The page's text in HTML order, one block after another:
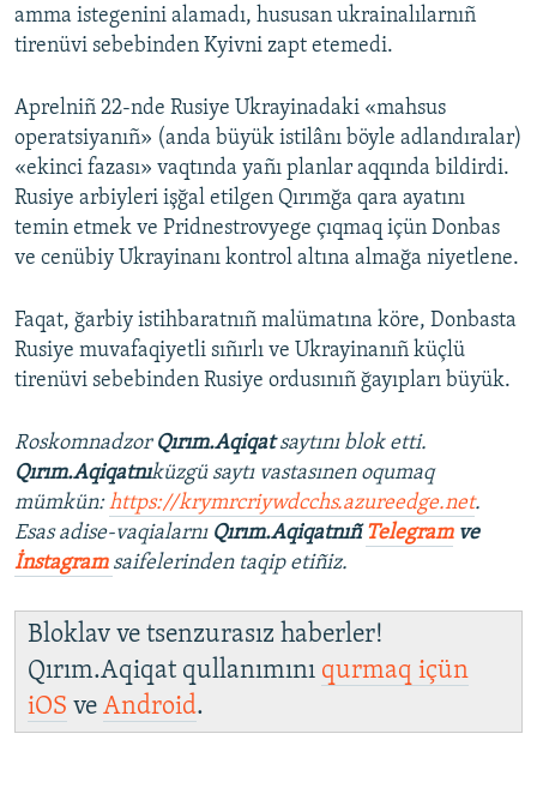
amma istegenini alamadı, hususan ukrainalılarnıñ
tirenüvi sebebinden Kyivni zapt etemedi.
Aprelniñ 22-nde Rusiye Ukrayinadaki «mahsus
operatsiyanıñ» (anda büyük istilânı böyle adlandıralar)
«ekinci fazası» vaqtında yañı planlar aqqında bildirdi.
Rusiye arbiyleri işğal etilgen Qırımğa qara ayatını
temin etmek ve Pridnestrovyege çıqmaq içün Donbas
ve cenübiy Ukrayinanı kontrol altına almağa niyetlene.
Faqat, ğarbiy istihbaratnıñ malümatına köre, Donbasta
Rusiye muvafaqiyetli sıñırlı ve Ukrayinanıñ küçlü
tirenüvi sebebinden Rusiye ordusınıñ ğayıpları büyük.
Roskomnadzor Qırım.Aqiqatsaytını blok etti.
Qırım.Aqiqatnıküzgü saytı vastasınen oqumaq
mümkün:https://krymrcriywdcchs.azureedge.net.
Esas adise-vaqialarnı Qırım.Aqiqatnıñ Telegramve
İnstagram saifelerinden taqip etiñiz.
Bloklav ve tsenzurasız haberler!
Qırım.Aqiqat qullanımını qurmaq içün
iOS ve Android.